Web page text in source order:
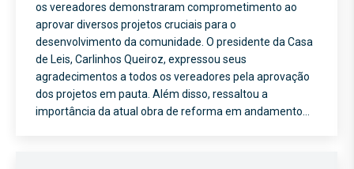
os vereadores demonstraram comprometimento ao
aprovar diversos projetos cruciais para o
desenvolvimento da comunidade. O presidente da Casa
de Leis, Carlinhos Queiroz, expressou seus
agradecimentos a todos os vereadores pela aprovação
dos projetos em pauta. Além disso, ressaltou a
importância da atual obra de reforma em andamento…